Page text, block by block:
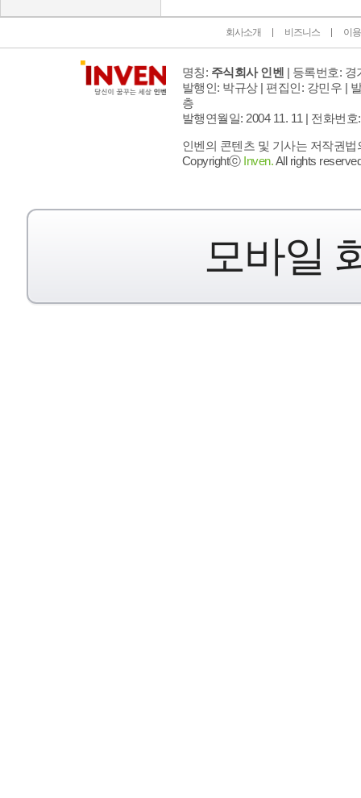
회사소개 비즈니스 이
명칭: 주식회사 인벤 | 등록번호: 경
발행인: 박규상 | 편집인: 강민우 |
층
발행연월일: 2004 11. 11 | 전화번호
인벤의 콘텐츠 및 기사는 저작권
Copyrightⓒ Inven.All rights
모바일